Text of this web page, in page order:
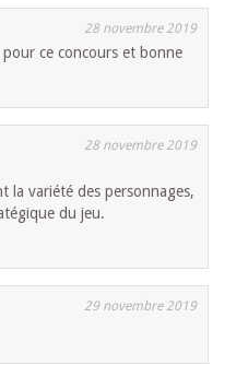
28 novembre 2019
ce concours et bonne
28 novembre 2019
la variété des personnages,
du jeu.
29 novembre 2019